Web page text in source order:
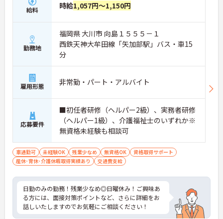
給料 時給1,057円～1,150円
勤務地
福岡県 大川市 向島１５５５－１
西鉄天神大牟田線「矢加部駅」バス・車15
分
雇用形態 非常勤・パート・アルバイト
応募要件
■初任者研修（ヘルパー2級）、実務者研修
（ヘルパー1級）、介護福祉士のいずれか※
無資格未経験も相談可
車通勤可 未経験OK 残業少なめ 無資格OK
資格取得サポート
産休･育休･介護休暇取得実績あり
交通費支給
日勤のみの勤務！残業少なめ◎日曜休み！ご興味あ
る方には、面接対策ポイントなど、さらに詳細をお
話しいたしますのでお気軽にご相談ください！